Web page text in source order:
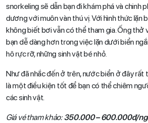
snorkeling sẽ dẫn bạn đi khám phá và chinh
dương với muôn vàn thú vị. Với hình thức lặn
không biết bơi vẫn có thể tham gia. Ống thở
bạn dễ dàng hơn trong việc lặn dưới biển
hô rực rỡ, những sinh vật bé nhỏ.
Như đã nhắc đến ở trên, nước biển ở đây rất
là một điều kiện tốt để bạn có thể chiêm
các sinh vật.
Giá vé tham khảo:350.000 – 600.000đ/